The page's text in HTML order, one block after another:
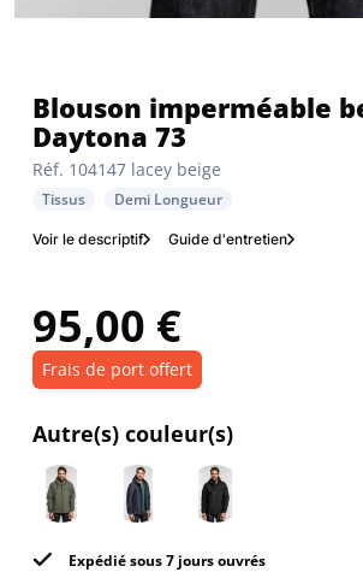
Réf. 104147 lacey beige
Blouson imperméable beige
Daytona 73
Tissus Demi Longueur
Voir le descriptif Guide d'entretien
95,00 €
Frais de port offert
Autre(s) couleur(s)
Expédié sous 7 jours ouvrés